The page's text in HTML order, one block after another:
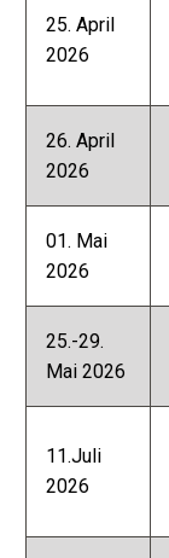
25. April
2026
26. April
2026
01. Mai
2026
25.-29.
Mai 2026
11.Juli
2026